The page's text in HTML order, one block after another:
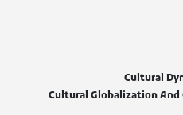
Cultural
Cultural Globalization And